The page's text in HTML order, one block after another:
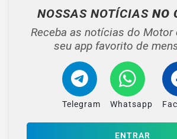
NOSSAS NOTÍCIAS NO
Receba as notícias do Motor
seu app favorito de
Telegram Whatsapp
ENTRAR